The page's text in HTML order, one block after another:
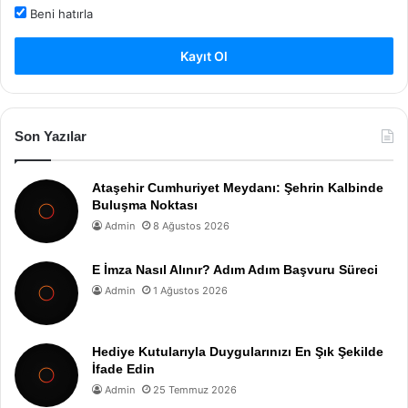
Beni hatırla
Kayıt Ol
Son Yazılar
Ataşehir Cumhuriyet Meydanı: Şehrin Kalbinde
Buluşma Noktası
Admin 8 Ağustos 2026
E İmza Nasıl Alınır? Adım Adım Başvuru Süreci
Admin 1 Ağustos 2026
Hediye Kutularıyla Duygularınızı En Şık Şekilde
İfade Edin
Admin 25 Temmuz 2026